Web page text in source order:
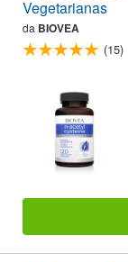
Vegetarianas
da BIOVEA
(15)